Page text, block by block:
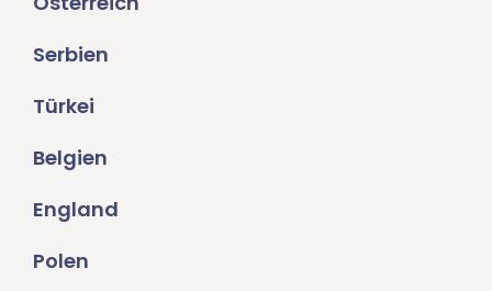
Serbien
Türkei
Belgien
England
Polen